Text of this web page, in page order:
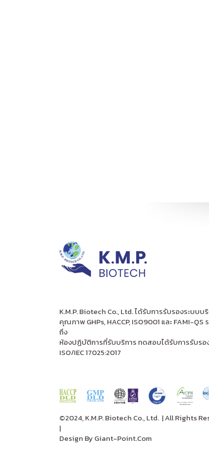
K.M.P. Biotech Co., Ltd. ได้รับการรับรองระบบบ
คุณภาพ GHPs, HACCP, ISO9001 และ FAMI-QS
ถึง
ห้องปฏิบัติการที่รับบริการ ทดสอบได้รับการรับรอ
ISO/IEC 17025:2017
©2024, K.M.P. Biotech Co., Ltd. | All Rights
|
Design ByGiant-Point.Com